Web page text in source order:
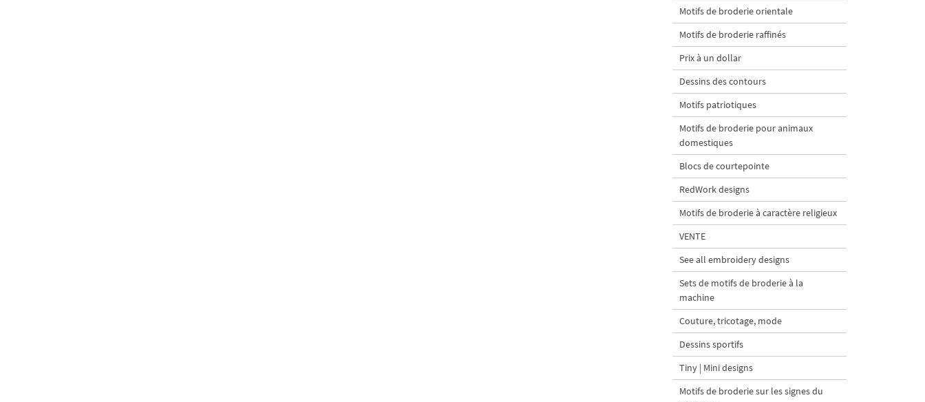
Motifs de broderie orientale
Motifs de broderie raffinés
Prix à un dollar
Dessins des contours
Motifs patriotiques
Motifs de broderie pour animaux
domestiques
Blocs de courtepointe
RedWork designs
Motifs de broderie à caractère religieux
VENTE
See all embroidery designs
Sets de motifs de broderie à la
machine
Couture, tricotage, mode
Dessins sportifs
Tiny | Mini designs
Motifs de broderie sur les signes du